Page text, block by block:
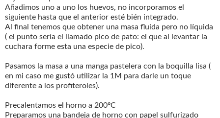
Añadimos uno a uno los huevos, no incorporamos el
siguiente hasta que el anterior esté bién integrado.
Al final tenemos que obtener una masa fluida pero no líquida
( el punto sería el llamado pico de pato: el que al levantar la
cuchara forme esta una especie de pico).
Pasamos la masa a una manga pastelera con la boquilla lisa (
en mi caso me gustó utilizar la 1M para darle un toque
diferente a los profiteroles).
Precalentamos el horno a 200ºC
Preparamos una bandeja de horno con papel sulfurizado